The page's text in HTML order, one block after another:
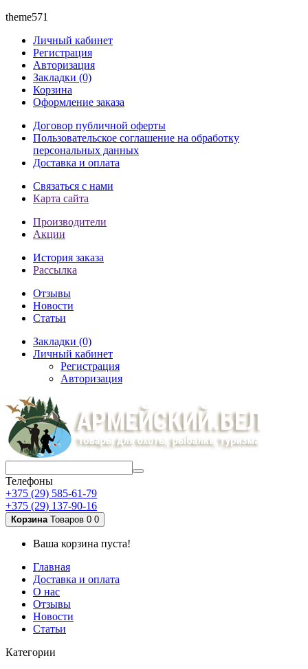
theme571
Личный кабинет
Регистрация
Авторизация
Закладки (0)
Корзина
Оформление заказа
Договор публичной оферты
Пользовательское соглашение на обработку
персональных данных
Доставка и оплата
Связаться с нами
Карта сайта
Производители
Акции
История заказа
Рассылка
Отзывы
Новости
Статьи
Закладки (0)
Личный кабинет
Регистрация
Авторизация
Телефоны
+375 (29) 585-61-79
+375 (29) 137-90-16
Корзина Товаров 0 0
Ваша корзина пуста!
Главная
Доставка и оплата
О нас
Отзывы
Новости
Статьи
Категории